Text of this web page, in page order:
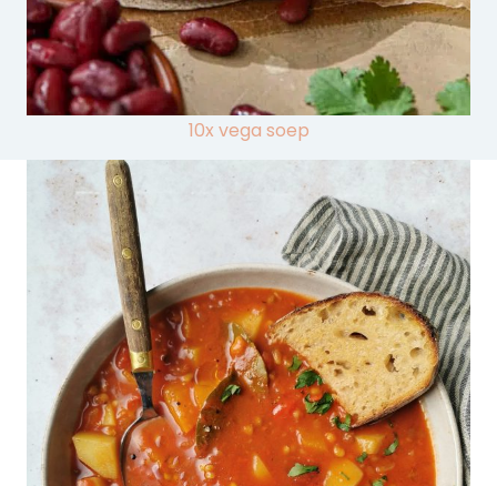
10x vega soep